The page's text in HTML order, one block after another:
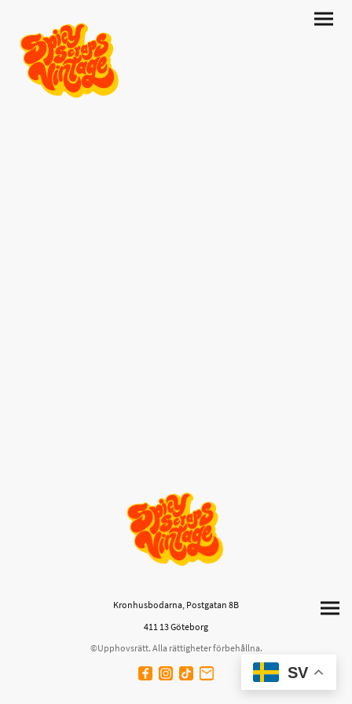
Kronhusbodarna, Postgatan 8B
411 13 Göteborg
©Upphovsrätt. Alla rättigheter förbehållna.
SV